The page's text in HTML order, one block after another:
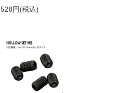
528円(税込)